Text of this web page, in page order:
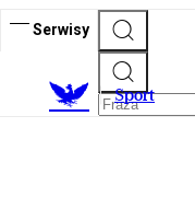
Serwisy
Sport